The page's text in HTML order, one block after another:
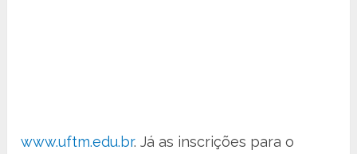
www.uftm.edu.br. Já as inscrições para o